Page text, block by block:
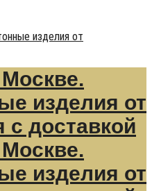
изделия от